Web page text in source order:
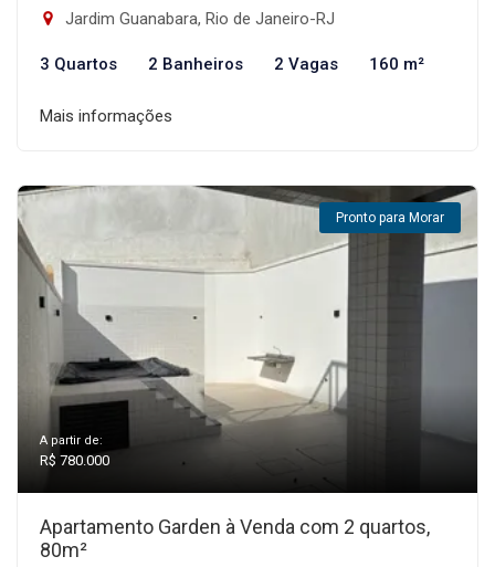
Jardim Guanabara, Rio de Janeiro-RJ
3 Quartos 2 Banheiros 2 Vagas 160 m²
Mais informações
Pronto para Morar
A partir de:
R$ 780.000
Apartamento Garden à Venda com 2 quartos,
80m²